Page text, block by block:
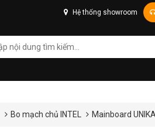
Hệ thống showroom
Bo mạch chủ INTEL Mainboard